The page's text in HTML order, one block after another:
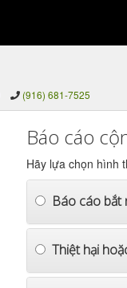
(916) 681-7525
Báo cáo
Hãy lựa chọn hình
Báo cáo bắt
Thiệt hại